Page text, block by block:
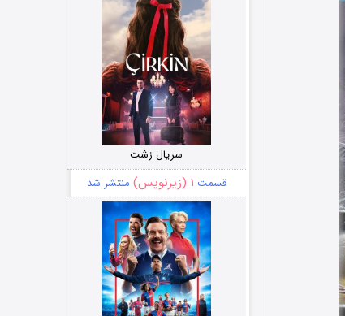
سریال زشت
قسمت ۱ (زیرنویس) منتشر شد